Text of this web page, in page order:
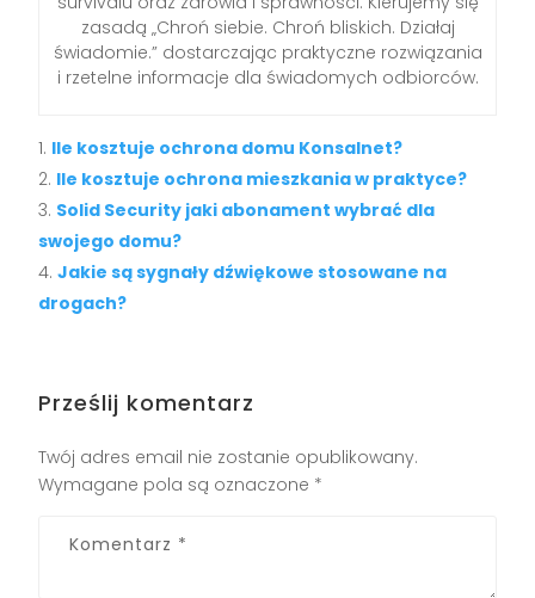
zasadą „Chroń siebie. Chroń bliskich. Działaj
świadomie.” dostarczając praktyczne rozwiązania
i rzetelne informacje dla świadomych odbiorców.
Ile kosztuje ochrona domu Konsalnet?
Ile kosztuje ochrona mieszkania w praktyce?
Solid Security jaki abonament wybrać dla
swojego domu?
Jakie są sygnały dźwiękowe stosowane na
drogach?
Prześlij komentarz
Twój adres email nie zostanie opublikowany.
Wymagane pola są oznaczone *